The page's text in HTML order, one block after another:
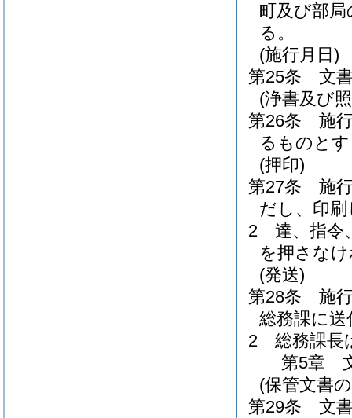
町及び部
る。
(施行月日)
第25条
文
(浄書及び
第26条
施
るものと
(押印)
第27条
施
だし、印
2
達、指令
を押さな
(発送)
第28条
施
総務課に
2
総務課長
第5章
(保管文書
第29条
文